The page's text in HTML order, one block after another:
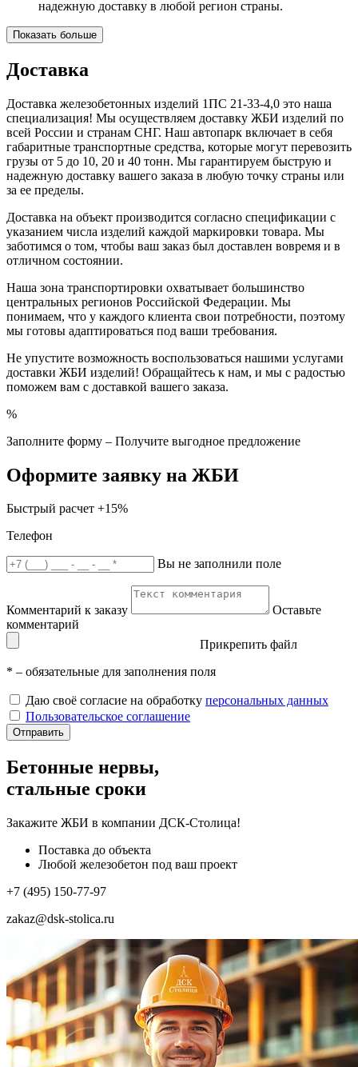
надежную доставку в любой регион страны.
Показать больше
Доставка
Доставка железобетонных изделий 1ПС 21-33-4,0 это наша
специализация! Мы осуществляем доставку ЖБИ изделий по
всей России и странам СНГ. Наш автопарк включает в себя
габаритные транспортные средства, которые могут перевозить
грузы от 5 до 10, 20 и 40 тонн. Мы гарантируем быструю и
надежную доставку вашего заказа в любую точку страны или
за ее пределы.
Доставка на объект производится согласно спецификации с
указанием числа изделий каждой маркировки товара. Мы
заботимся о том, чтобы ваш заказ был доставлен вовремя и в
отличном состоянии.
Наша зона транспортировки охватывает большинство
центральных регионов Российской Федерации. Мы
понимаем, что у каждого клиента свои потребности, поэтому
мы готовы адаптироваться под ваши требования.
Не упустите возможность воспользоваться нашими услугами
доставки ЖБИ изделий! Обращайтесь к нам, и мы с радостью
поможем вам с доставкой вашего заказа.
%
Заполните форму – Получите выгодное предложение
Оформите заявку на ЖБИ
Быстрый расчет +15%
Телефон
Вы не заполнили поле
Комментарий к заказу
Оставьте
комментарий
Прикрепить файл
* – обязательные для заполнения поля
Даю своё согласие на обработку персональных данных
Пользовательское соглашение
Отправить
Бетонные нервы,
стальные сроки
Закажите ЖБИ в компании ДСК-Столица!
Поставка до объекта
Любой железобетон под ваш проект
+7 (495) 150-77-97
zakaz@dsk-stolica.ru